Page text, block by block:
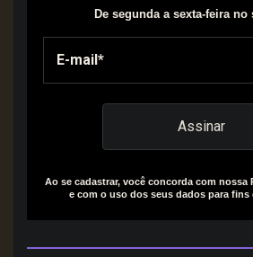
De segunda a sexta-feira no
Ao se cadastrar, você concorda com nossa
e com o uso dos seus dados para fins